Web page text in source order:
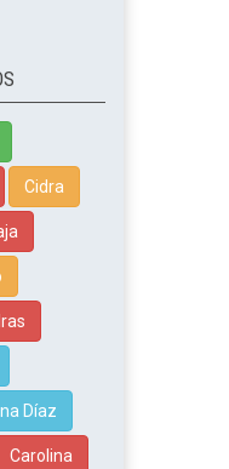
Cidra
Díaz
Carolina